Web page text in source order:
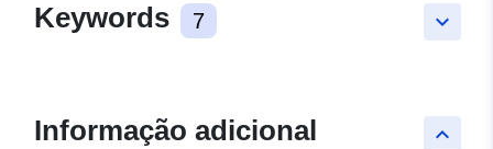
keyboard_arrow_down
Keywords 7
keyboard_arrow_up
Informação adicional